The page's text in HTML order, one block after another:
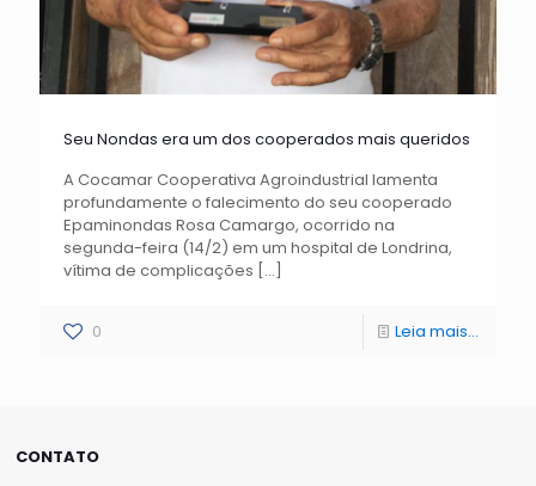
Seu Nondas era um dos cooperados mais queridos
A Cocamar Cooperativa Agroindustrial lamenta
profundamente o falecimento do seu cooperado
Epaminondas Rosa Camargo, ocorrido na
segunda-feira (14/2) em um hospital de Londrina,
vítima de complicações […]
0 Leia mais...
CONTATO